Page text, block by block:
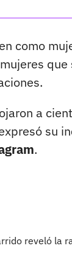
como
a
su
.
reveló la